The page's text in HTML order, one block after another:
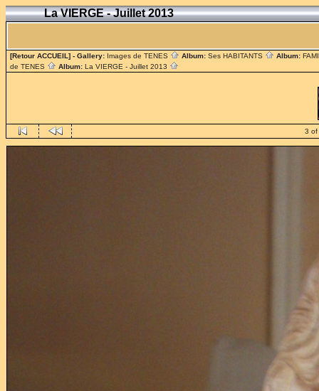
La VIERGE - Juillet 2013
[Retour ACCUEIL] - Gallery: Images de TENES Album: Ses HABITANTS Album:
de TENES
Album: La VIERGE - Juillet 2013
3 of